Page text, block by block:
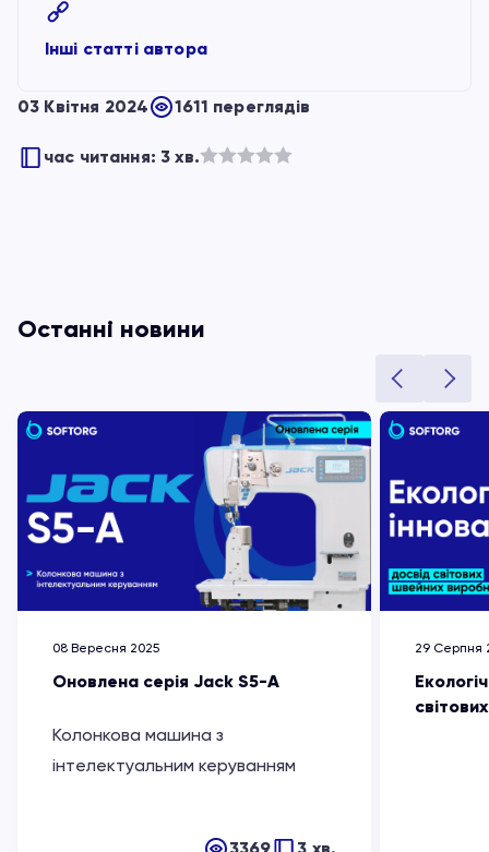
Інші статті автора
03 Квітня 2024 1611 переглядів
час читання: 3 хв.
Останні новини
08 Вересня 2025
Оновлена серія Jack S5-A
Колонкова машина з
інтелектуальним керуванням
3369 3 хв.
29 Серпня